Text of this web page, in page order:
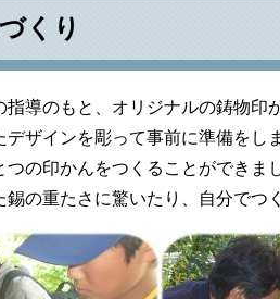
くり
導のもと、オリジナルの鋳物印
デザインを彫って事前に準備をし
の印かんをつくることができま
の重たさに驚いたり、自分でつ